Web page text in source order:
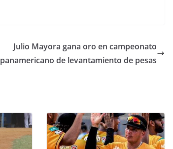
Julio Mayora gana oro en campeonato
panamericano de levantamiento de pesas